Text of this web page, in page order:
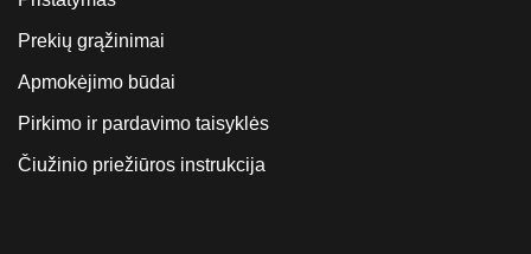
Prekių grąžinimai
Apmokėjimo būdai
Pirkimo ir pardavimo taisyklės
Čiužinio priežiūros instrukcija